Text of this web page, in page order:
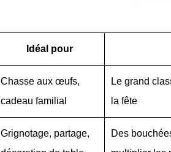
Idéal pour
Chasse aux œufs,
cadeau familial
Le grand
la fête
Grignotage, partage,
Des